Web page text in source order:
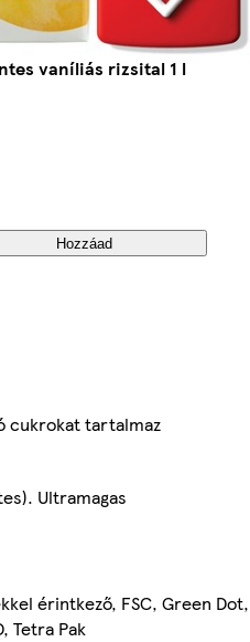
vaníliás rizsital 1 l
Hozzáad
cukrokat tartalmaz
Ultramagas
érintkező, FSC, Green Dot,
Tetra Pak